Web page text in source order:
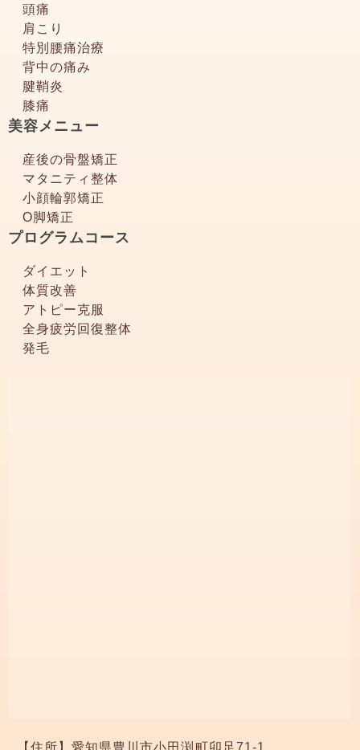
頭痛
肩こり
特別腰痛治療
背中の痛み
腱鞘炎
膝痛
美容メニュー
産後の骨盤矯正
マタニティ整体
小顔輪郭矯正
О脚矯正
プログラムコース
ダイエット
体質改善
アトピー克服
全身疲労回復整体
発毛